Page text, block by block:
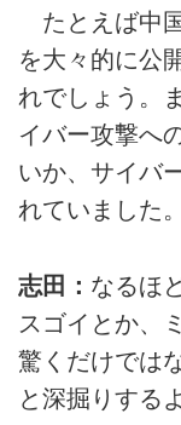
たとえば中
を大々的に公
れでしょう。
イバー攻撃へ
いか、サイバ
れていました。
志田： なるほ
スゴイとか、
驚くだけでは
と深掘りする